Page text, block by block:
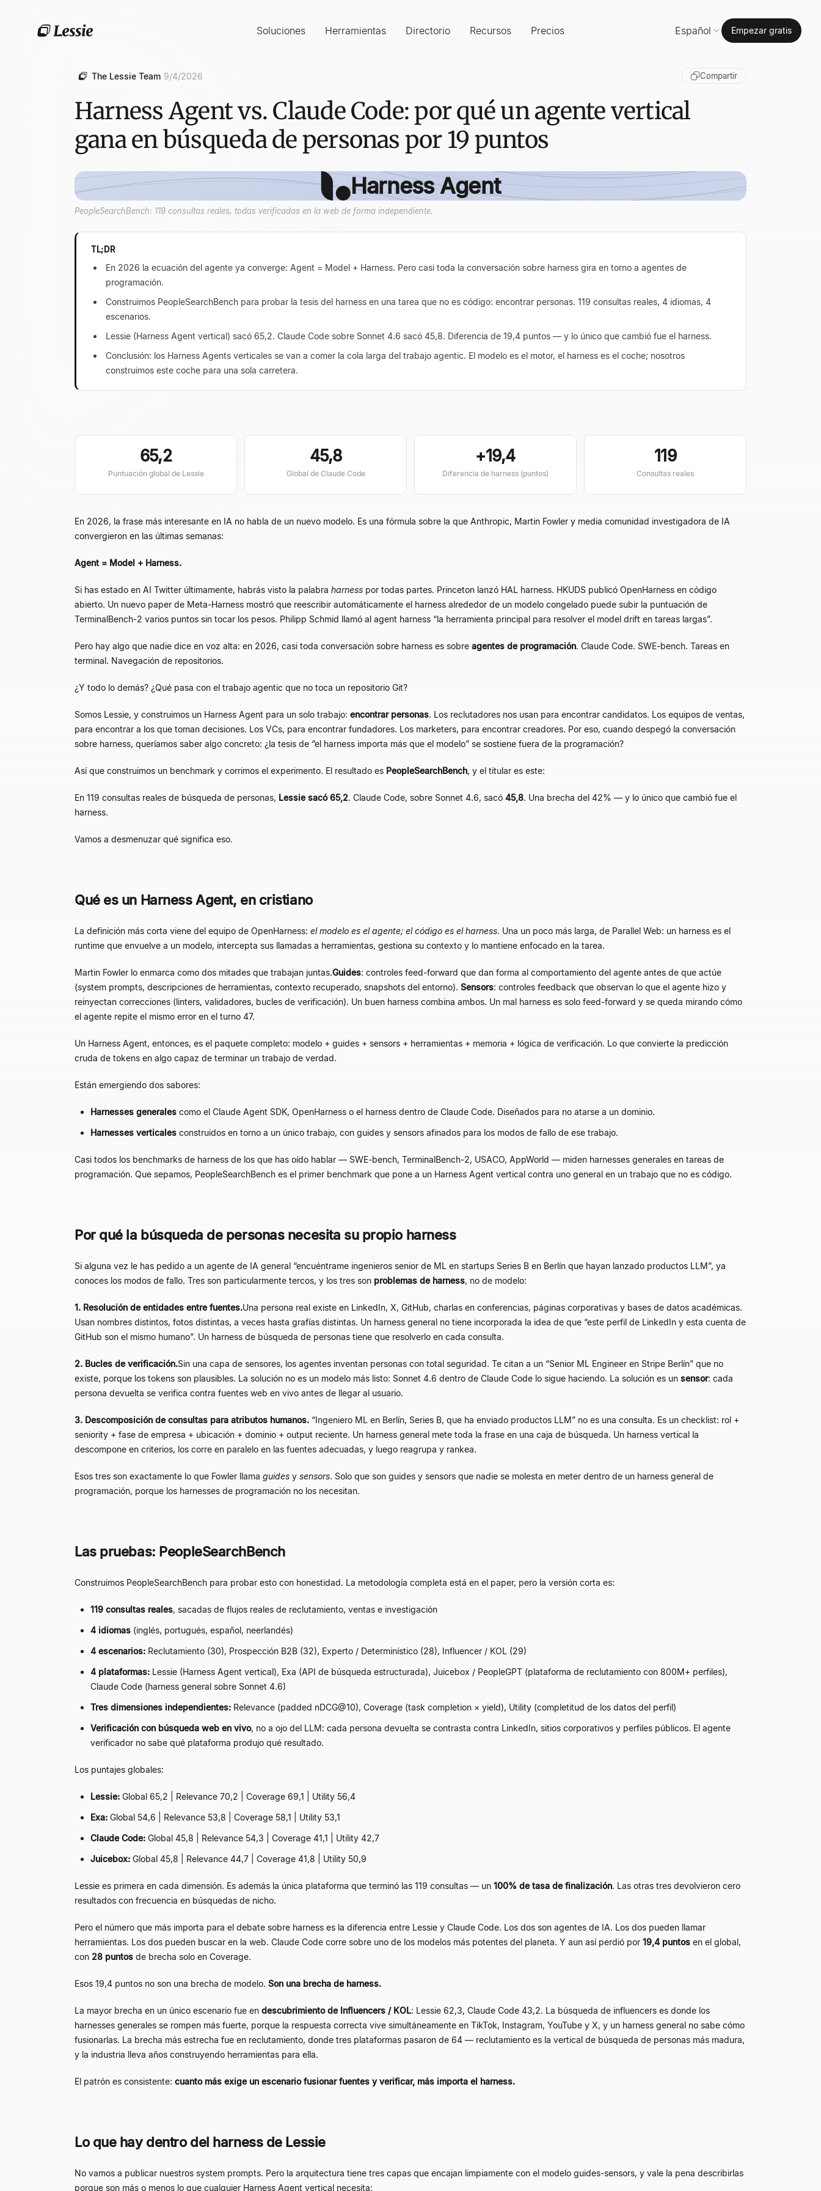
Soluciones Herramientas Directorio Recursos Precios Español Empezar gratis
The Lessie Team 9/4/2026 Compartir
Harness Agent vs. Claude Code: por qué un agente vertical
gana en búsqueda de personas por 19 puntos
Harness Agent
PeopleSearchBench: 119 consultas reales, todas verificadas en la web de forma independiente.
TL;DR
En 2026 la ecuación del agente ya converge: Agent = Model + Harness. Pero casi toda la conversación sobre harness gira en torno a agentes de
programación.
Construimos PeopleSearchBench para probar la tesis del harness en una tarea que no es código: encontrar personas. 119 consultas reales, 4 idiomas, 4
escenarios.
Lessie (Harness Agent vertical) sacó 65,2. Claude Code sobre Sonnet 4.6 sacó 45,8. Diferencia de 19,4 puntos — y lo único que cambió fue el harness.
Conclusión: los Harness Agents verticales se van a comer la cola larga del trabajo agentic. El modelo es el motor, el harness es el coche; nosotros
construimos este coche para una sola carretera.
65,2
Puntuación global de Lessie
45,8
Global de Claude Code
+19,4
Diferencia de harness (puntos)
119
Consultas reales
En 2026, la frase más interesante en IA no habla de un nuevo modelo. Es una fórmula sobre la que Anthropic, Martin Fowler y media comunidad investigadora de IA
convergieron en las últimas semanas:
Agent = Model + Harness.
Si has estado en AI Twitter últimamente, habrás visto la palabra harness por todas partes. Princeton lanzó HAL harness. HKUDS publicó OpenHarness en código
abierto. Un nuevo paper de Meta-Harness mostró que reescribir automáticamente el harness alrededor de un modelo congelado puede subir la puntuación de
TerminalBench-2 varios puntos sin tocar los pesos. Philipp Schmid llamó al agent harness “la herramienta principal para resolver el model drift en tareas largas”.
Pero hay algo que nadie dice en voz alta: en 2026, casi toda conversación sobre harness es sobre agentes de programación. Claude Code. SWE-bench. Tareas en
terminal. Navegación de repositorios.
¿Y todo lo demás? ¿Qué pasa con el trabajo agentic que no toca un repositorio Git?
Somos Lessie, y construimos un Harness Agent para un solo trabajo: encontrar personas. Los reclutadores nos usan para encontrar candidatos. Los equipos de ventas,
para encontrar a los que toman decisiones. Los VCs, para encontrar fundadores. Los marketers, para encontrar creadores. Por eso, cuando despegó la conversación
sobre harness, queríamos saber algo concreto: ¿la tesis de “el harness importa más que el modelo” se sostiene fuera de la programación?
Así que construimos un benchmark y corrimos el experimento. El resultado es PeopleSearchBench, y el titular es este:
En 119 consultas reales de búsqueda de personas, Lessie sacó 65,2. Claude Code, sobre Sonnet 4.6, sacó 45,8. Una brecha del 42% — y lo único que cambió fue el
harness.
Vamos a desmenuzar qué significa eso.
Qué es un Harness Agent, en cristiano
La definición más corta viene del equipo de OpenHarness: el modelo es el agente; el código es el harness. Una un poco más larga, de Parallel Web: un harness es el
runtime que envuelve a un modelo, intercepta sus llamadas a herramientas, gestiona su contexto y lo mantiene enfocado en la tarea.
Martin Fowler lo enmarca como dos mitades que trabajan juntas.Guides: controles feed-forward que dan forma al comportamiento del agente antes de que actúe
(system prompts, descripciones de herramientas, contexto recuperado, snapshots del entorno). Sensors: controles feedback que observan lo que el agente hizo y
reinyectan correcciones (linters, validadores, bucles de verificación). Un buen harness combina ambos. Un mal harness es solo feed-forward y se queda mirando cómo
el agente repite el mismo error en el turno 47.
Un Harness Agent, entonces, es el paquete completo: modelo + guides + sensors + herramientas + memoria + lógica de verificación. Lo que convierte la predicción
cruda de tokens en algo capaz de terminar un trabajo de verdad.
Están emergiendo dos sabores:
Harnesses generales como el Claude Agent SDK, OpenHarness o el harness dentro de Claude Code. Diseñados para no atarse a un dominio.
Harnesses verticales construidos en torno a un único trabajo, con guides y sensors afinados para los modos de fallo de ese trabajo.
Casi todos los benchmarks de harness de los que has oído hablar — SWE-bench, TerminalBench-2, USACO, AppWorld — miden harnesses generales en tareas de
programación. Que sepamos, PeopleSearchBench es el primer benchmark que pone a un Harness Agent vertical contra uno general en un trabajo que no es código.
Por qué la búsqueda de personas necesita su propio harness
Si alguna vez le has pedido a un agente de IA general “encuéntrame ingenieros senior de ML en startups Series B en Berlín que hayan lanzado productos LLM”, ya
conoces los modos de fallo. Tres son particularmente tercos, y los tres son problemas de harness, no de modelo:
1. Resolución de entidades entre fuentes.Una persona real existe en LinkedIn, X, GitHub, charlas en conferencias, páginas corporativas y bases de datos académicas.
Usan nombres distintos, fotos distintas, a veces hasta grafías distintas. Un harness general no tiene incorporada la idea de que “este perfil de LinkedIn y esta cuenta de
GitHub son el mismo humano”. Un harness de búsqueda de personas tiene que resolverlo en cada consulta.
2. Bucles de verificación.Sin una capa de sensores, los agentes inventan personas con total seguridad. Te citan a un “Senior ML Engineer en Stripe Berlín” que no
existe, porque los tokens son plausibles. La solución no es un modelo más listo: Sonnet 4.6 dentro de Claude Code lo sigue haciendo. La solución es un sensor: cada
persona devuelta se verifica contra fuentes web en vivo antes de llegar al usuario.
3. Descomposición de consultas para atributos humanos. “Ingeniero ML en Berlín, Series B, que ha enviado productos LLM” no es una consulta. Es un checklist: rol +
seniority + fase de empresa + ubicación + dominio + output reciente. Un harness general mete toda la frase en una caja de búsqueda. Un harness vertical la
descompone en criterios, los corre en paralelo en las fuentes adecuadas, y luego reagrupa y rankea.
Esos tres son exactamente lo que Fowler llama guides y sensors. Solo que son guides y sensors que nadie se molesta en meter dentro de un harness general de
programación, porque los harnesses de programación no los necesitan.
Las pruebas: PeopleSearchBench
Construimos PeopleSearchBench para probar esto con honestidad. La metodología completa está en el paper, pero la versión corta es:
119 consultas reales, sacadas de flujos reales de reclutamiento, ventas e investigación
4 idiomas (inglés, portugués, español, neerlandés)
4 escenarios: Reclutamiento (30), Prospección B2B (32), Experto / Determinístico (28), Influencer / KOL (29)
4 plataformas: Lessie (Harness Agent vertical), Exa (API de búsqueda estructurada), Juicebox / PeopleGPT (plataforma de reclutamiento con 800M+ perfiles),
Claude Code (harness general sobre Sonnet 4.6)
Tres dimensiones independientes: Relevance (padded nDCG@10), Coverage (task completion × yield), Utility (completitud de los datos del perfil)
Verificación con búsqueda web en vivo, no a ojo del LLM: cada persona devuelta se contrasta contra LinkedIn, sitios corporativos y perfiles públicos. El agente
verificador no sabe qué plataforma produjo qué resultado.
Los puntajes globales:
Lessie: Global 65,2 | Relevance 70,2 | Coverage 69,1 | Utility 56,4
Exa: Global 54,6 | Relevance 53,8 | Coverage 58,1 | Utility 53,1
Claude Code: Global 45,8 | Relevance 54,3 | Coverage 41,1 | Utility 42,7
Juicebox: Global 45,8 | Relevance 44,7 | Coverage 41,8 | Utility 50,9
Lessie es primera en cada dimensión. Es además la única plataforma que terminó las 119 consultas — un 100% de tasa de finalización. Las otras tres devolvieron cero
resultados con frecuencia en búsquedas de nicho.
Pero el número que más importa para el debate sobre harness es la diferencia entre Lessie y Claude Code. Los dos son agentes de IA. Los dos pueden llamar
herramientas. Los dos pueden buscar en la web. Claude Code corre sobre uno de los modelos más potentes del planeta. Y aun así perdió por 19,4 puntos en el global,
con 28 puntos de brecha solo en Coverage.
Esos 19,4 puntos no son una brecha de modelo. Son una brecha de harness.
La mayor brecha en un único escenario fue en descubrimiento de Influencers / KOL: Lessie 62,3, Claude Code 43,2. La búsqueda de influencers es donde los
harnesses generales se rompen más fuerte, porque la respuesta correcta vive simultáneamente en TikTok, Instagram, YouTube y X, y un harness general no sabe cómo
fusionarlas. La brecha más estrecha fue en reclutamiento, donde tres plataformas pasaron de 64 — reclutamiento es la vertical de búsqueda de personas más madura,
y la industria lleva años construyendo herramientas para ella.
El patrón es consistente: cuanto más exige un escenario fusionar fuentes y verificar, más importa el harness.
Lo que hay dentro del harness de Lessie
No vamos a publicar nuestros system prompts. Pero la arquitectura tiene tres capas que encajan limpiamente con el modelo guides-sensors, y vale la pena describirlas
porque son más o menos lo que cualquier Harness Agent vertical necesita: